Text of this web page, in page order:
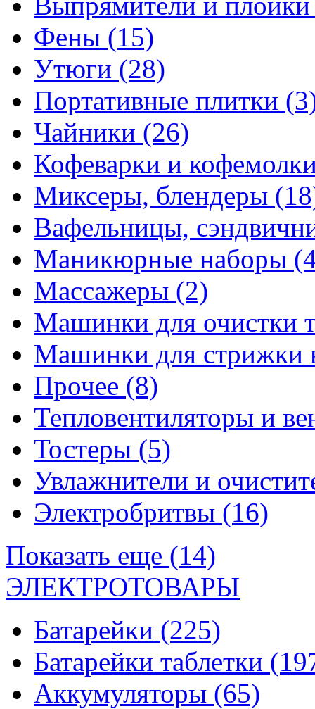
Фены (15)
Утюги (28)
Портативные плитки
Чайники (26)
Кофеварки и
Миксеры, блендеры
Вафельницы,
Маникюрные наборы
Массажеры (2)
Машинки для очистки
Машинки для стрижки
Прочее (8)
Тепловентиляторы и
Тостеры (5)
Увлажнители и
Электробритвы (16)
Показать еще (14)
ЭЛЕКТРОТОВАРЫ
Батарейки (225)
Батарейки таблетки
Аккумуляторы (65)